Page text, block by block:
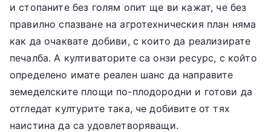
и стопаните без голям опит ще ви кажат, че без
правилно спазване на агротехническия план няма
как да очаквате добиви, с които да реализирате
печалба. А култиваторите са онзи ресурс, с който
определено имате реален шанс да направите
земеделските площи по-плодородни и готови да
отгледат културите така, че добивите от тях
наистина да са удовлетворяващи.